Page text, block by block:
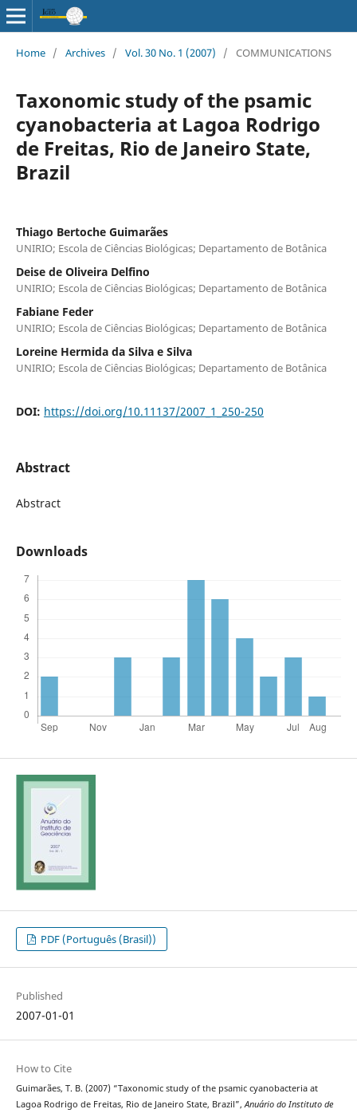
Home / Archives / Vol. 30 No. 1 (2007) / COMMUNICATIONS
Taxonomic study of the psamic
cyanobacteria at Lagoa Rodrigo
de Freitas, Rio de Janeiro State,
Brazil
Thiago Bertoche Guimarães
UNIRIO; Escola de Ciências Biológicas; Departamento de Botânica
Deise de Oliveira Delfino
UNIRIO; Escola de Ciências Biológicas; Departamento de Botânica
Fabiane Feder
UNIRIO; Escola de Ciências Biológicas; Departamento de Botânica
Loreine Hermida da Silva e Silva
UNIRIO; Escola de Ciências Biológicas; Departamento de Botânica
DOI: https://doi.org/10.11137/2007_1_250-250
Abstract
Abstract
Downloads
PDF (Português (Brasil))
Published
2007-01-01
How to Cite
Guimarães, T. B. (2007) “Taxonomic study of the psamic cyanobacteria at
Lagoa Rodrigo de Freitas, Rio de Janeiro State, Brazil”,Anuário do Instituto de